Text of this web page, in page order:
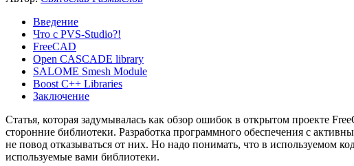
Введение
Что с PVS-Studio?!
FreeCAD
Open CASCADE library
SALOME Smesh Module
Boost C++ Libraries
Заключение
Статья, которая задумывалась как обзор ошибок в открытом проекте
сторонние библиотеки. Разработка программного обеспечения с
не повод отказываться от них. Но надо понимать, что в используемом
используемые вами библиотеки.